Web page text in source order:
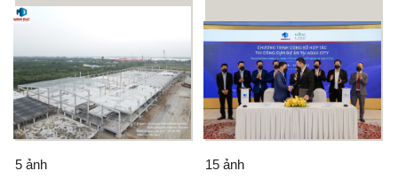
5 ảnh
15 ảnh